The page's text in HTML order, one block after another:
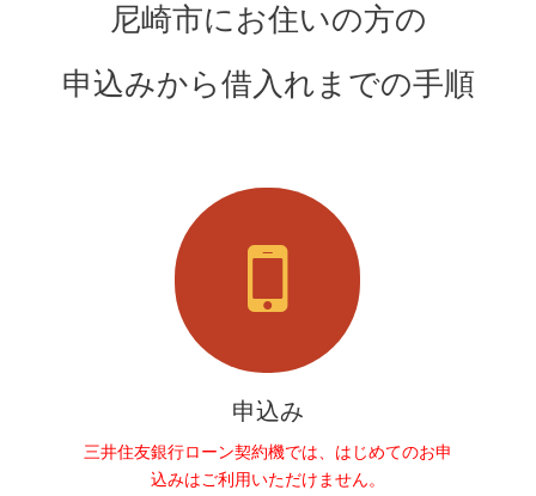
尼崎市にお住いの方の
申込みから借入れまでの手順
申込み
三井住友銀行ローン契約機では、はじめてのお申
込みはご利用いただけません。